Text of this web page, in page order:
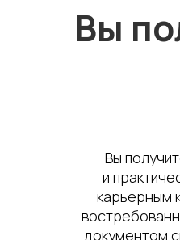
Вы
Вы
и
карьерным
документом